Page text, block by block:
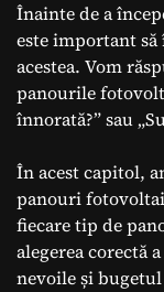
Înainte de a
este important
acestea. Vom
panourile
înnorată?” sau
În acest capitol,
panouri
fiecare tip de
alegerea corectă
nevoile și